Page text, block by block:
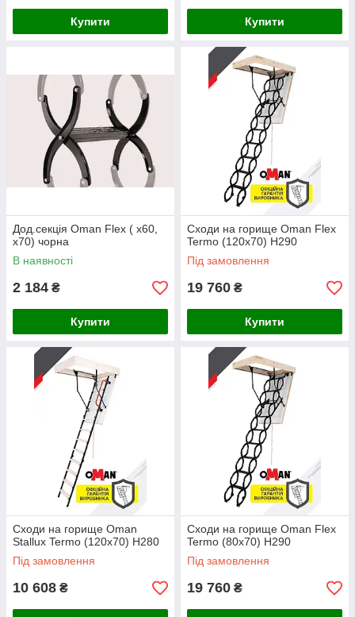
Купити Купити
Дод.секція Oman Flex ( x60,
x70) чорна
В наявності
2 184 ₴
Купити
Сходи на горище Oman Flex
Termo (120x70) H290
Під замовлення
19 760 ₴
Купити
Сходи на горище Oman
Stallux Termo (120x70) H280
Під замовлення
10 608 ₴
Сходи на горище Oman Flex
Termo (80x70) H290
Під замовлення
19 760 ₴